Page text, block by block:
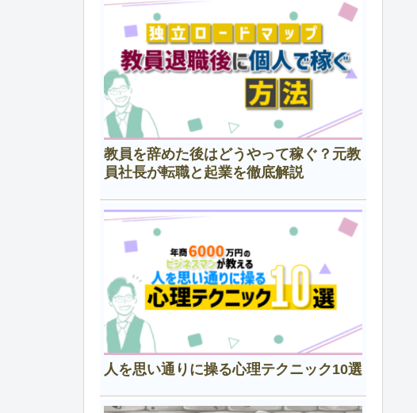
教員を辞めた後はどうやって稼ぐ？元教
員社長が転職と起業を徹底解説
人を思い通りに操る心理テクニック10選